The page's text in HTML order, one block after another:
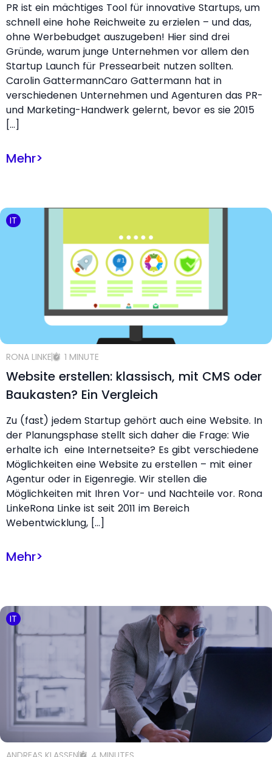
PR ist ein mächtiges Tool für innovative Startups, um
schnell eine hohe Reichweite zu erzielen – und das,
ohne Werbebudget auszugeben! Hier sind drei
Gründe, warum junge Unternehmen vor allem den
Startup Launch für Pressearbeit nutzen sollten.
Carolin GattermannCaro Gattermann hat in
verschiedenen Unternehmen und Agenturen das PR-
und Marketing-Handwerk gelernt, bevor es sie 2015
[…]
Mehr>
IT
RONA LINKE 1 MINUTE
Website erstellen: klassisch, mit CMS oder
Baukasten? Ein Vergleich
Zu (fast) jedem Startup gehört auch eine Website. In
der Planungsphase stellt sich daher die Frage: Wie
erhalte ich eine Internetseite? Es gibt verschiedene
Möglichkeiten eine Website zu erstellen – mit einer
Agentur oder in Eigenregie. Wir stellen die
Möglichkeiten mit Ihren Vor- und Nachteile vor. Rona
LinkeRona Linke ist seit 2011 im Bereich
Webentwicklung, […]
Mehr>
IT